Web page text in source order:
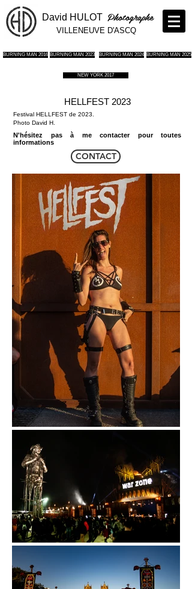
David HULOT Photographe
VILLENEUVE D'ASCQ
BURNING MAN 2016 BURNING MAN 2023 BURNING MAN 2024 BURNING MAN 2025
NEW YORK 2017
HELLFEST 2023
Festival HELLFEST de 2023.
Photo David H.
N'hésitez pas à me contacter pour toutes
informations
CONTACT